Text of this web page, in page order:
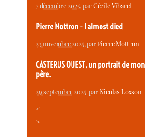
7 décembre 2025, parCécile Vibarel
Pierre Mottron - I almost died
23 novembre 2025, parPierre Mottron
CASTERUS OUEST, un portrait de mon
père.
29 septembre 2025, parNicolas Losson
<
>